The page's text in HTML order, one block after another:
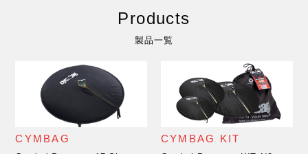
Products
製品一覧
CYMBAG CYMBAG KIT